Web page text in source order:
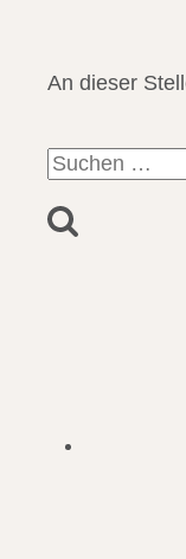
An dieser
nach: